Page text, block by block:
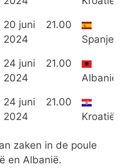
20 juni
2024
21.00
Spanje
24 juni
2024
21.00
Albanië
24 juni
2024
21.00
Kroatië
zaken in de poule
en Albanië.